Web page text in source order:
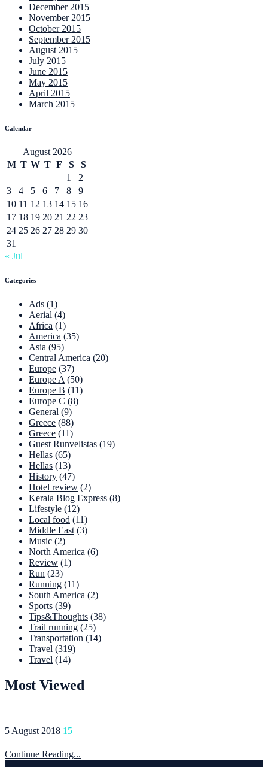
December 2015
November 2015
October 2015
September 2015
August 2015
July 2015
June 2015
May 2015
April 2015
March 2015
Calendar
August 2026
M T W T F S
S
1
2
3
4 5 6 7 8
9
10 11 12 13 14 15 16
17 18 19 20 21 22 23
24 25 26 27 28 29 30
31
« Jul
Categories
Ads (1)
Aerial (4)
Africa (1)
America (35)
Asia (95)
Central America (20)
Europe (37)
Europe A (50)
Europe B (11)
Europe C (8)
General (9)
Greece (88)
Greece (11)
Guest Runvelistas (19)
Hellas (65)
Hellas (13)
History (47)
Hotel review (2)
Kerala Blog Express (8)
Lifestyle (12)
Local food (11)
Middle East (3)
Music (2)
North America (6)
Review (1)
Run (23)
Running (11)
South America (2)
Sports (39)
Tips&Thoughts (38)
Trail running (25)
Transportation (14)
Travel (319)
Travel (14)
Most Viewed
5 August 2018 15
Continue Reading...